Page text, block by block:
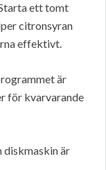
ett tomt
citronsyran
effektivt.
är
för kvarvarande
diskmaskin är